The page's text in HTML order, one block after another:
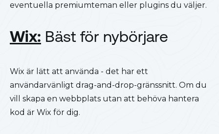
eventuella premiumteman eller plugins du väljer.
Wix: Bäst för nybörjare
Wix är lätt att använda - det har ett
användarvänligt drag-and-drop-gränssnitt. Om du
vill skapa en webbplats utan att behöva hantera
kod är Wix för dig.